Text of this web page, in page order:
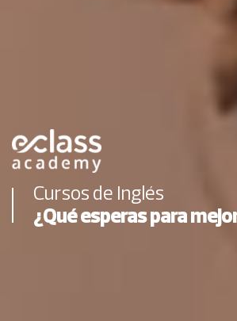
Cursos de Inglés
¿Qué esperas para